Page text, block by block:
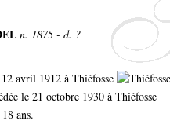
n. 1875 - d. ?
avril 1912 à Thiéfosse
le 21 octobre 1930 à Thiéfosse
ans.